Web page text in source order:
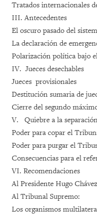
Tratados internacionales
III. Antecedentes
El oscuro pasado del
La declaración de
Polarización política bajo
IV. Jueces desechables
Jueces provisionales
Destitución sumaria de
Cierre del segundo
V. Quiebre a la
Poder para copar el
Poder para purgar el
Consecuencias para el
VI. Recomendaciones
Al Presidente Hugo
Al Tribunal Supremo:
Los organismos